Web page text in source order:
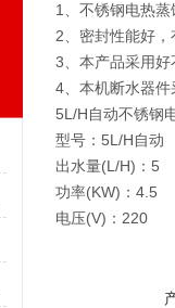
1、不锈钢电热
2、密封性能好
3、本产品采用
4、本机断水器
5L/H自动不锈钢
型号： 5L/H自动
出水量(L/H)：5
功率(KW)：4.5
电压(V)：220